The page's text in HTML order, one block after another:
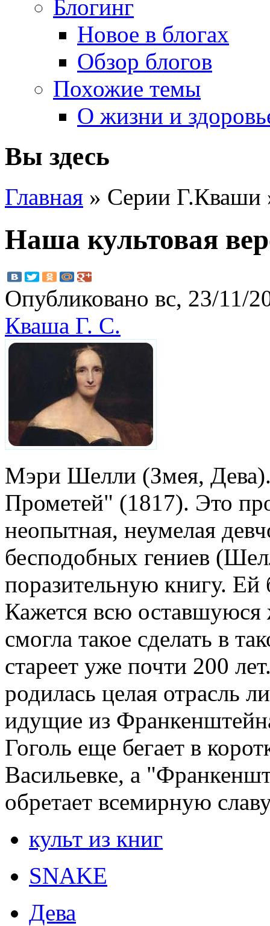
Блогинг
Новое в блогах
Обзор блогов
Похожие темы
О жизни и
Вы здесь
Главная » Серии
Наша культовая
Опубликовано вс, 23/11/
Кваша Г. С.
Мэри Шелли (Змея,
Прометей" (1817). Это
неопытная, неумелая
бесподобных гениев
поразительную книгу. Ей
Кажется всю
смогла такое сделать в
стареет уже почти 200
родилась целая отрасль
идущие из
Гоголь еще бегает в
Васильевке, а
обретает всемирную
культ из книг
SNAKE
Дева